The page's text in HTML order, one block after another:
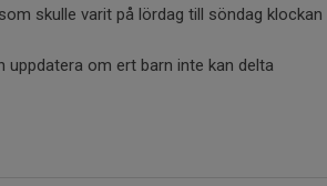
skulle varit på lördag till söndag klockan
uppdatera om ert barn inte kan delta